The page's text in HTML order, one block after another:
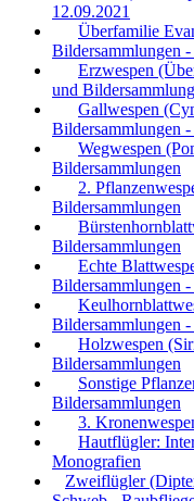
12.09.2021
Überfamilie
Bildersammlungen
Erzwespen
und
Gallwespen
Bildersammlungen -
Wegwespen
Bildersammlungen
2.
Bildersammlungen
Bildersammlungen
Echte
Bildersammlungen
Bildersammlungen
Holzwespen
Bildersammlungen
Sonstige
Bildersammlungen
3.
Hautflügler:
Monografien
Zweiflügler